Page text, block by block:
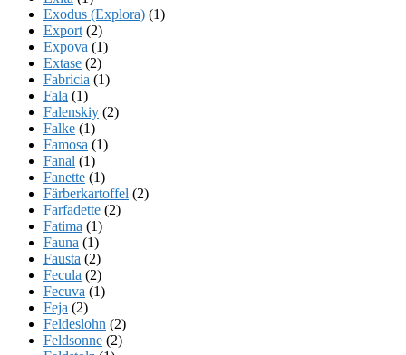
Exodus (Explora) (1)
Export (2)
Expova (1)
Extase (2)
Fabricia (1)
Fala (1)
Falenskiy (2)
Falke (1)
Famosa (1)
Fanal (1)
Fanette (1)
Färberkartoffel (2)
Farfadette (2)
Fatima (1)
Fauna (1)
Fausta (2)
Fecula (2)
Fecuva (1)
Feja (2)
Feldeslohn (2)
Feldsonne (2)